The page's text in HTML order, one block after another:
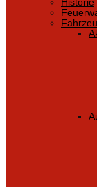
Historie